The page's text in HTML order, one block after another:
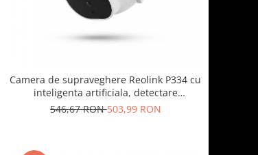
Camera de supraveghere Reolink P334 cu
inteligenta artificiala, detectare
Persoana/Vehicul, rezolutie 8MP (4K)
546,67 RON503,99 RON